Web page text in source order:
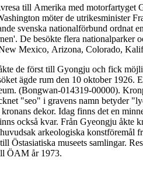
till Amerika med
möter de utrikesminister
svenska nationalförbund
De besökte flera nationalparker
Mexico, Arizona, Colorado,
de först till Gyongju och fick
ägde rum den 10 oktober
(Bongwan-014319-00000).
"seo" i gravens namn betyder
dekor. Idag finns det en
också kvar. Från Gyeongju
arkeologiska
museets samlingar.
ÖAM år 1973.